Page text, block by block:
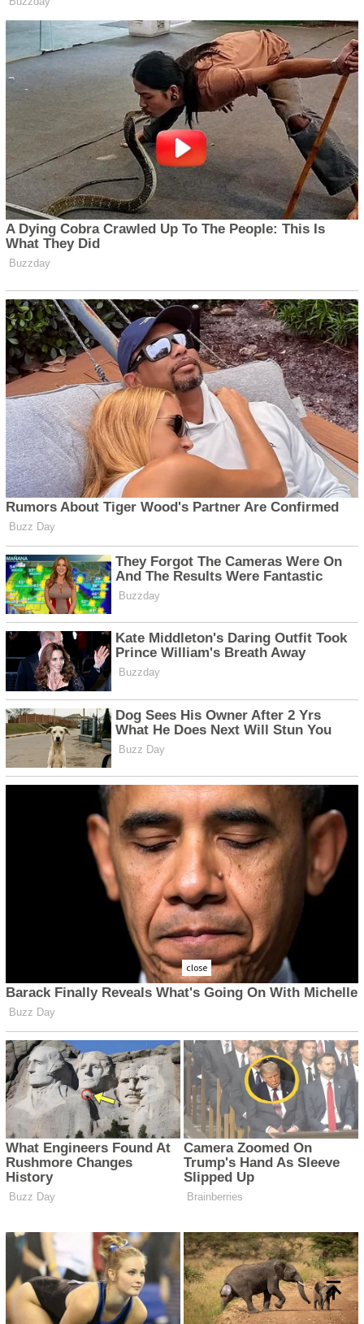
close